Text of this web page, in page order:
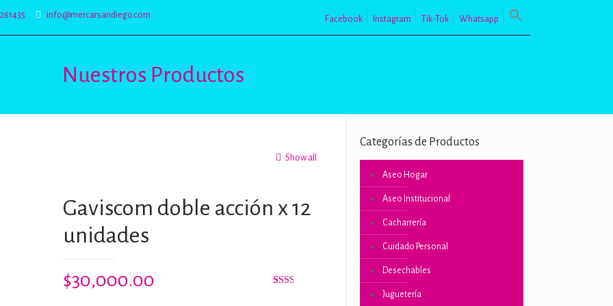
info@mercarsandiego.com Facebook Instagram Tik-Tok Whatsapp
Nuestros Productos
Show all
Gaviscom doble acción x 12
unidades
$30,000.00
Categorías de Productos
Aseo Hogar
Aseo Institucional
Cacharrería
Cuidado Personal
Desechables
Juguetería